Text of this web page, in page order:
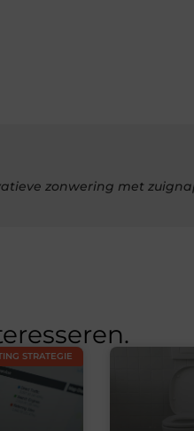
zonwering met
STRATEGIE